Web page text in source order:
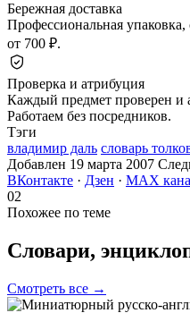
Бережная доставка
Профессиональная упаковка,
от 700 ₽.
Проверка и атрибуция
Каждый предмет проверен и
Работаем без посредников.
Тэги
владимир даль словарь
Добавлен 19 марта 2007
ВКонтакте · Дзен · MAX
02
Похожее по теме
Словари,
Смотреть все →